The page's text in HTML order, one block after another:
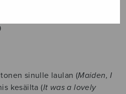
sinulle laulan (Maiden, I
kesäilta (It was a lovely